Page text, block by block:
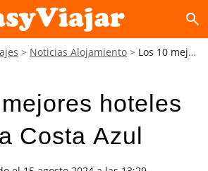
search
Noticias Alojamiento Los 10 mejores hoteles de la Costa Azul
hoteles
Costa Azul